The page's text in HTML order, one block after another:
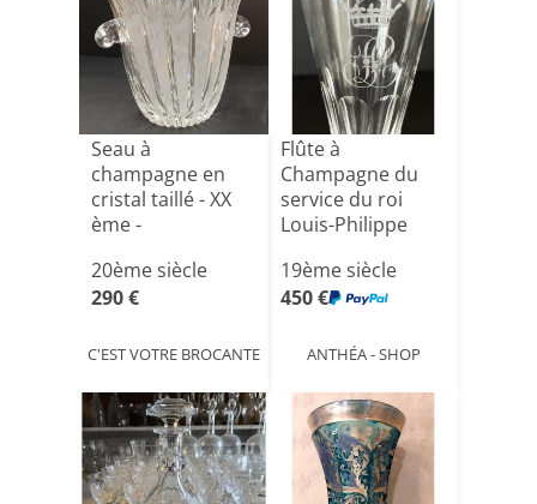
Seau à
champagne en
cristal taillé - XX
ème -
20ème siècle
290 €
C'EST VOTRE BROCANTE
Flûte à
Champagne du
service du roi
Louis-Philippe
19ème siècle
450 €
ANTHÉA - SHOP